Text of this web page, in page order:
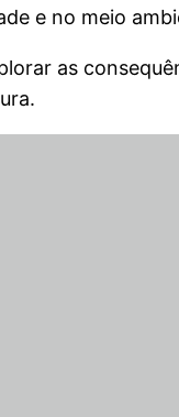
e no meio
as